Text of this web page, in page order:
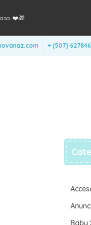
❤️🎁
+ (507)
Baby